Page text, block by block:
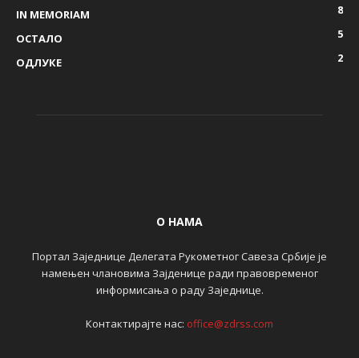
IN MEMORIAM
8
ОСТАЛО
5
ОДЛУКЕ
2
О НАМА
Портал Заједнице Делегата Рукометног Савеза Србије је
намењен члановима Зајденице ради правовременог
информисања о раду Заједнице.
Контактирајте нас: office@zdrss.com